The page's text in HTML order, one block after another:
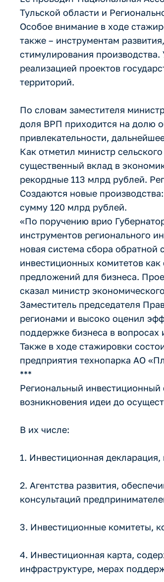
Тульской области и
Особое внимание в ходе
также – инструментам
стимулирования
реализацией проектов
территорий.
По словам заместителя
доля ВРП приходится на долю
привлекательности,
Как отметил министр
существенный вклад в
рекордные 113 млрд рублей.
Создаются новые
сумму 120 млрд рублей.
«По поручению врио
инструментов регионального
новая система сбора обратной
инвестиционных комитетов
предложений для бизнеса.
сказал министр
Заместитель председателя
регионами и высоко оценил
поддержке бизнеса в
Также в ходе стажировки
предприятия технопарка АО
***
Региональный инвестиционный
возникновения идеи до
В их числе:
1. Инвестиционная
2. Агентства развития,
консультаций
3. Инвестиционные комитеты,
4. Инвестиционная карта,
инфраструктуре, мерах